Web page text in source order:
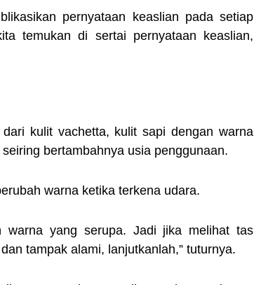
pernyataan keaslian pada setiap
temukan di sertai pernyataan keaslian,
kulit vachetta, kulit sapi dengan warna
bertambahnya usia penggunaan.
warna ketika terkena udara.
warna yang serupa. Jadi jika melihat tas
tampak alami, lanjutkanlah,” tuturnya.